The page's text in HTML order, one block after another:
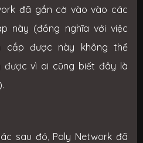
đã gắn cờ vào vào các
này (đồng nghĩa với việc
được này không thể
được vì ai cũng biết đây là
sau đó, Poly Network đã